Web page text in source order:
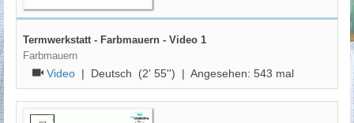
Termwerkstatt - Farbmauern - Video 1
Farbmauern
Video| Deutsch (2' 55'') | Angesehen: 543 mal